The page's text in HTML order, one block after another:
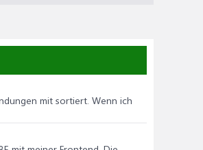
mit sortiert. Wenn ich